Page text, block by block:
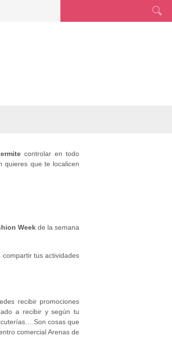
controlar en todo
quieres que te localicen
Weekde la semana
tus actividades
recibir promociones
a recibir y según tu
cosas que
comercial Arenas de